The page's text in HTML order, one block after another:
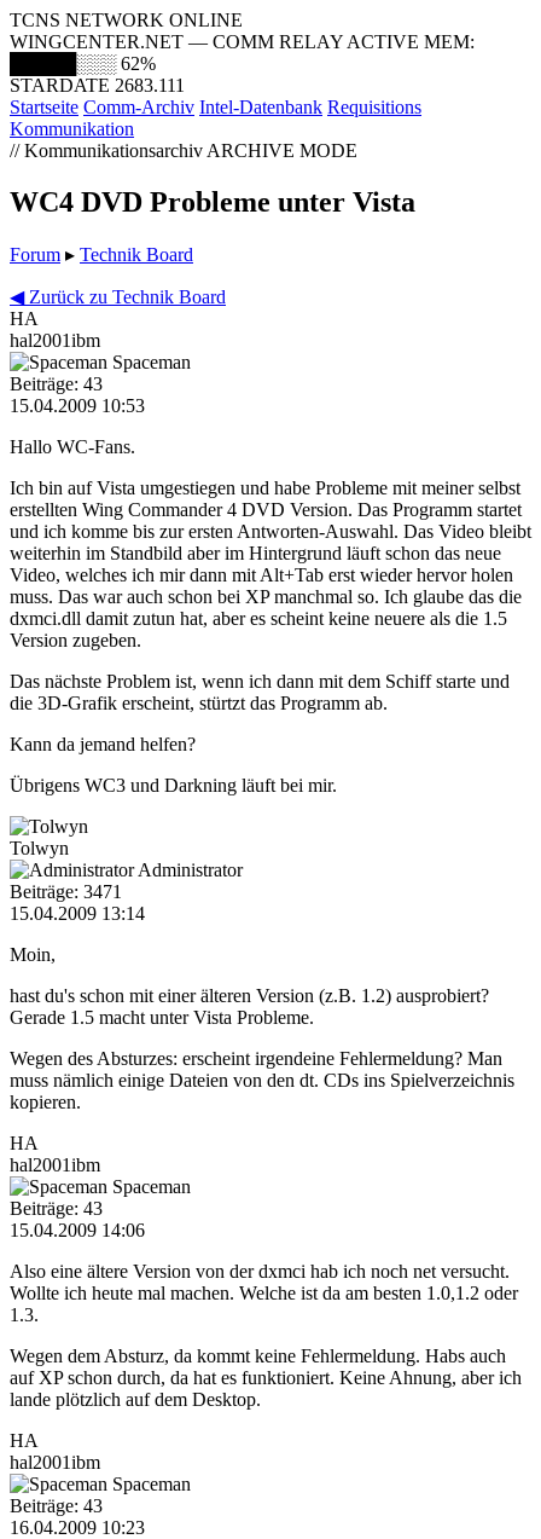
TCNS NETWORK ONLINE
WINGCENTER.NET — COMM RELAY ACTIVE MEM:
█████░░░ 62%
STARDATE 2683.111
Startseite Comm-Archiv Intel-Datenbank Requisitions
Kommunikation
// Kommunikationsarchiv ARCHIVE MODE
WC4 DVD Probleme unter Vista
Forum ▸ Technik Board
◀ Zurück zu Technik Board
HA
hal2001ibm
Spaceman
Beiträge: 43
15.04.2009 10:53
Hallo WC-Fans.
Ich bin auf Vista umgestiegen und habe Probleme mit meiner selbst
erstellten Wing Commander 4 DVD Version. Das Programm startet
und ich komme bis zur ersten Antworten-Auswahl. Das Video bleibt
weiterhin im Standbild aber im Hintergrund läuft schon das neue
Video, welches ich mir dann mit Alt+Tab erst wieder hervor holen
muss. Das war auch schon bei XP manchmal so. Ich glaube das die
dxmci.dll damit zutun hat, aber es scheint keine neuere als die 1.5
Version zugeben.
Das nächste Problem ist, wenn ich dann mit dem Schiff starte und
die 3D-Grafik erscheint, stürtzt das Programm ab.
Kann da jemand helfen?
Übrigens WC3 und Darkning läuft bei mir.
Tolwyn
Administrator
Beiträge: 3471
15.04.2009 13:14
Moin,
hast du's schon mit einer älteren Version (z.B. 1.2) ausprobiert?
Gerade 1.5 macht unter Vista Probleme.
Wegen des Absturzes: erscheint irgendeine Fehlermeldung? Man
muss nämlich einige Dateien von den dt. CDs ins Spielverzeichnis
kopieren.
HA
hal2001ibm
Spaceman
Beiträge: 43
15.04.2009 14:06
Also eine ältere Version von der dxmci hab ich noch net versucht.
Wollte ich heute mal machen. Welche ist da am besten 1.0,1.2 oder
1.3.
Wegen dem Absturz, da kommt keine Fehlermeldung. Habs auch
auf XP schon durch, da hat es funktioniert. Keine Ahnung, aber ich
lande plötzlich auf dem Desktop.
HA
hal2001ibm
Spaceman
Beiträge: 43
16.04.2009 10:23